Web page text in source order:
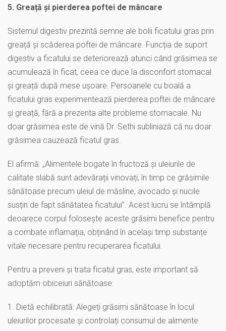
5. Greață și pierderea poftei de mâncare
Sistemul digestiv prezintă semne ale bolii ficatului gras prin
greață și scăderea poftei de mâncare. Funcția de suport
digestiv a ficatului se deteriorează atunci când grăsimea se
acumulează în ficat, ceea ce duce la disconfort stomacal
și greață după mese ușoare. Persoanele cu boală a
ficatului gras experimentează pierderea poftei de mâncare
și greață, fără a prezenta alte probleme stomacale. Nu
doar grăsimea este de vină Dr. Sethi subliniază că nu doar
grăsimea cauzează ficatul gras.
El afirmă: „Alimentele bogate în fructoză și uleiurile de
calitate slabă sunt adevărații vinovați, în timp ce grăsimile
sănătoase precum uleiul de măsline, avocado și nucile
susțin de fapt sănătatea ficatului”. Acest lucru se întâmplă
deoarece corpul folosește aceste grăsimi benefice pentru
a combate inflamația, obținând în același timp substanțe
vitale necesare pentru recuperarea ficatului.
Pentru a preveni și trata ficatul gras, este important să
adoptăm obiceiuri sănătoase:
1. Dietă echilibrată: Alegeți grăsimi sănătoase în locul
uleiurilor procesate și controlați consumul de alimente